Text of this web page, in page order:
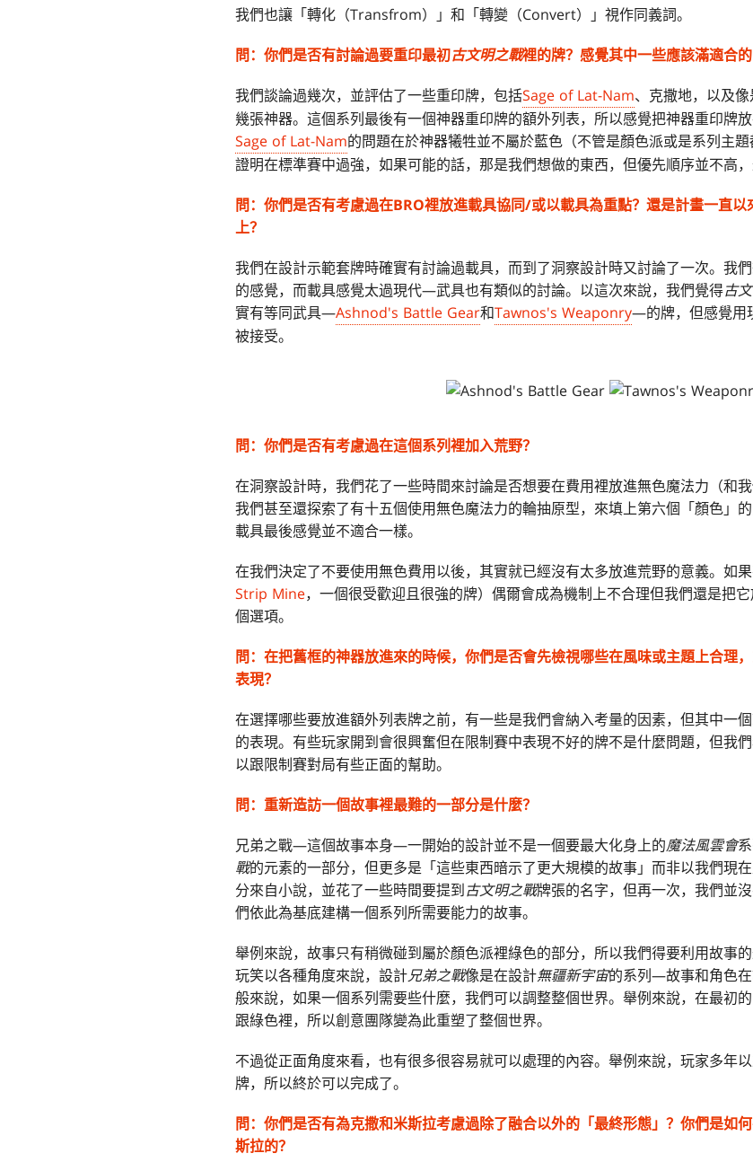
我們也讓「轉化（Transfrom）」和「轉變（Convert）」視作同義詞。
問： 你們是否有討論過要重印最初古文明之戰裡的牌？感覺其中一些應該滿適合
我們談論過幾次，並評估了一些重印牌，包括Sage of Lat-Nam、克撒地，以及像
幾張神器。這個系列最後有一個神器重印牌的額外列表，所以感覺把神器重印牌放
Sage of Lat-Nam的問題在於神器犧牲並不屬於藍色（不管是顏色派或是系列主
證明在標準賽中過強，如果可能的話，那是我們想做的東西，但優先順序並不高，
問： 你們是否有考慮過在BRO裡放進載具協同/或以載具為重點？還是計畫一直
上？
我們在設計示範套牌時確實有討論過載具，而到了洞察設計時又討論了一次。我
的感覺，而載具感覺太過現代—武具也有類似的討論。以這次來說，我們覺得古
實有等同武具—Ashnod's Battle Gear和Tawnos's Weaponry—的牌，但感覺用
被接受。
問： 你們是否有考慮過在這個系列裡加入荒野？
在洞察設計時，我們花了一些時間來討論是否想要在費用裡放進無色魔法力（和
我們甚至還探索了有十五個使用無色魔法力的輪抽原型，來填上第六個「顏色」
載具最後感覺並不適合一樣。
在我們決定了不要使用無色費用以後，其實就已經沒有太多放進荒野的意義。如
Strip Mine，一個很受歡迎且很強的牌）偶爾會成為機制上不合理但我們還是把
個選項。
問： 在把舊框的神器放進來的時候，你們是否會先檢視哪些在風味或主題上合理
表現？
在選擇哪些要放進額外列表牌之前，有一些是我們會納入考量的因素，但其中一
的表現。有些玩家開到會很興奮但在限制賽中表現不好的牌不是什麼問題，但我
以跟限制賽對局有些正面的幫助。
問： 重新造訪一個故事裡最難的一部分是什麼？
兄弟之戰—這個故事本身—一開始的設計並不是一個要最大化身上的魔法風雲會
戰的元素的一部分，但更多是「這些東西暗示了更大規模的故事」而非以我們現
分來自小說，並花了一些時間要提到古文明之戰牌張的名字，但再一次，我們並
們依此為基底建構一個系列所需要能力的故事。
舉例來說，故事只有稍微碰到屬於顏色派裡綠色的部分，所以我們得要利用故事
玩笑以各種角度來說，設計兄弟之戰像是在設計無疆新宇宙的系列—故事和角色
般來說，如果一個系列需要些什麼，我們可以調整整個世界。舉例來說，在最初的
跟綠色裡，所以創意團隊變為此重塑了整個世界。
不過從正面角度來看，也有很多很容易就可以處理的內容。舉例來說，玩家多年
牌，所以終於可以完成了。
問： 你們是否有為克撒和米斯拉考慮過除了融合以外的「最終形態」？你們是如
斯拉的？